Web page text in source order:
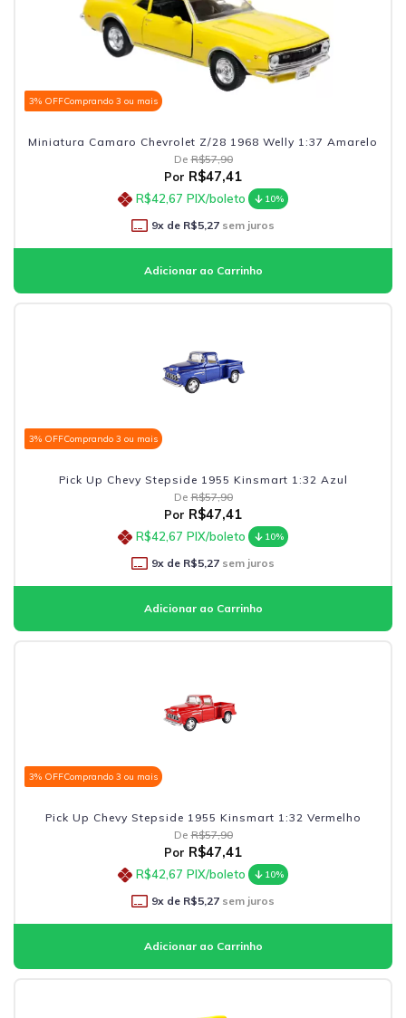
3% OFFComprando 3 ou mais
Miniatura Camaro Chevrolet Z/28 1968 Welly 1:37 Amarelo
De R$57,90
Por R$47,41
R$42,67 PIX/boleto 10%
9x de R$5,27 sem juros
3% OFFComprando 3 ou mais
Pick Up Chevy Stepside 1955 Kinsmart 1:32 Azul
De R$57,90
Por R$47,41
R$42,67 PIX/boleto 10%
9x de R$5,27 sem juros
3% OFFComprando 3 ou mais
Pick Up Chevy Stepside 1955 Kinsmart 1:32 Vermelho
De R$57,90
Por R$47,41
R$42,67 PIX/boleto 10%
9x de R$5,27 sem juros